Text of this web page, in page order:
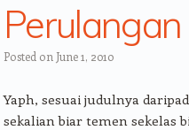
Posted on June 1, 2010
Yaph, sesuai judulnya
sekalian biar temen sekelas